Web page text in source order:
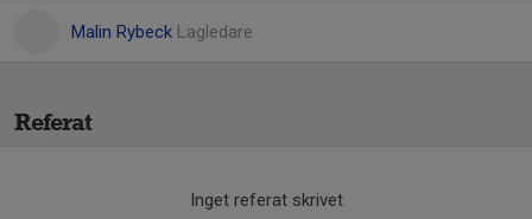
Malin Rybeck Lagledare
Referat
Inget referat skrivet